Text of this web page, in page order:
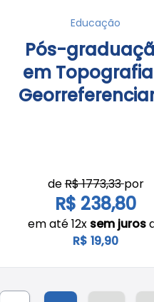
Educação
Pós-
em
deR$ 1773,33por
R$ 238,80
em até 12x sem juros
R$ 19,90